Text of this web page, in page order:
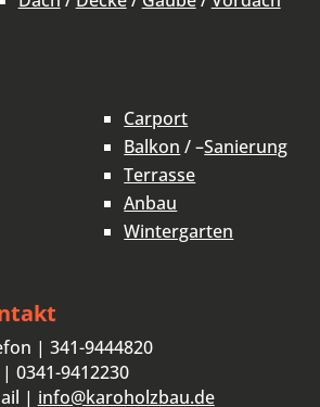
Carport
Balkon / –Sanierung
Terrasse
Anbau
Wintergarten
| 341-9444820
| 0341-9412230
| info@karoholzbau.de